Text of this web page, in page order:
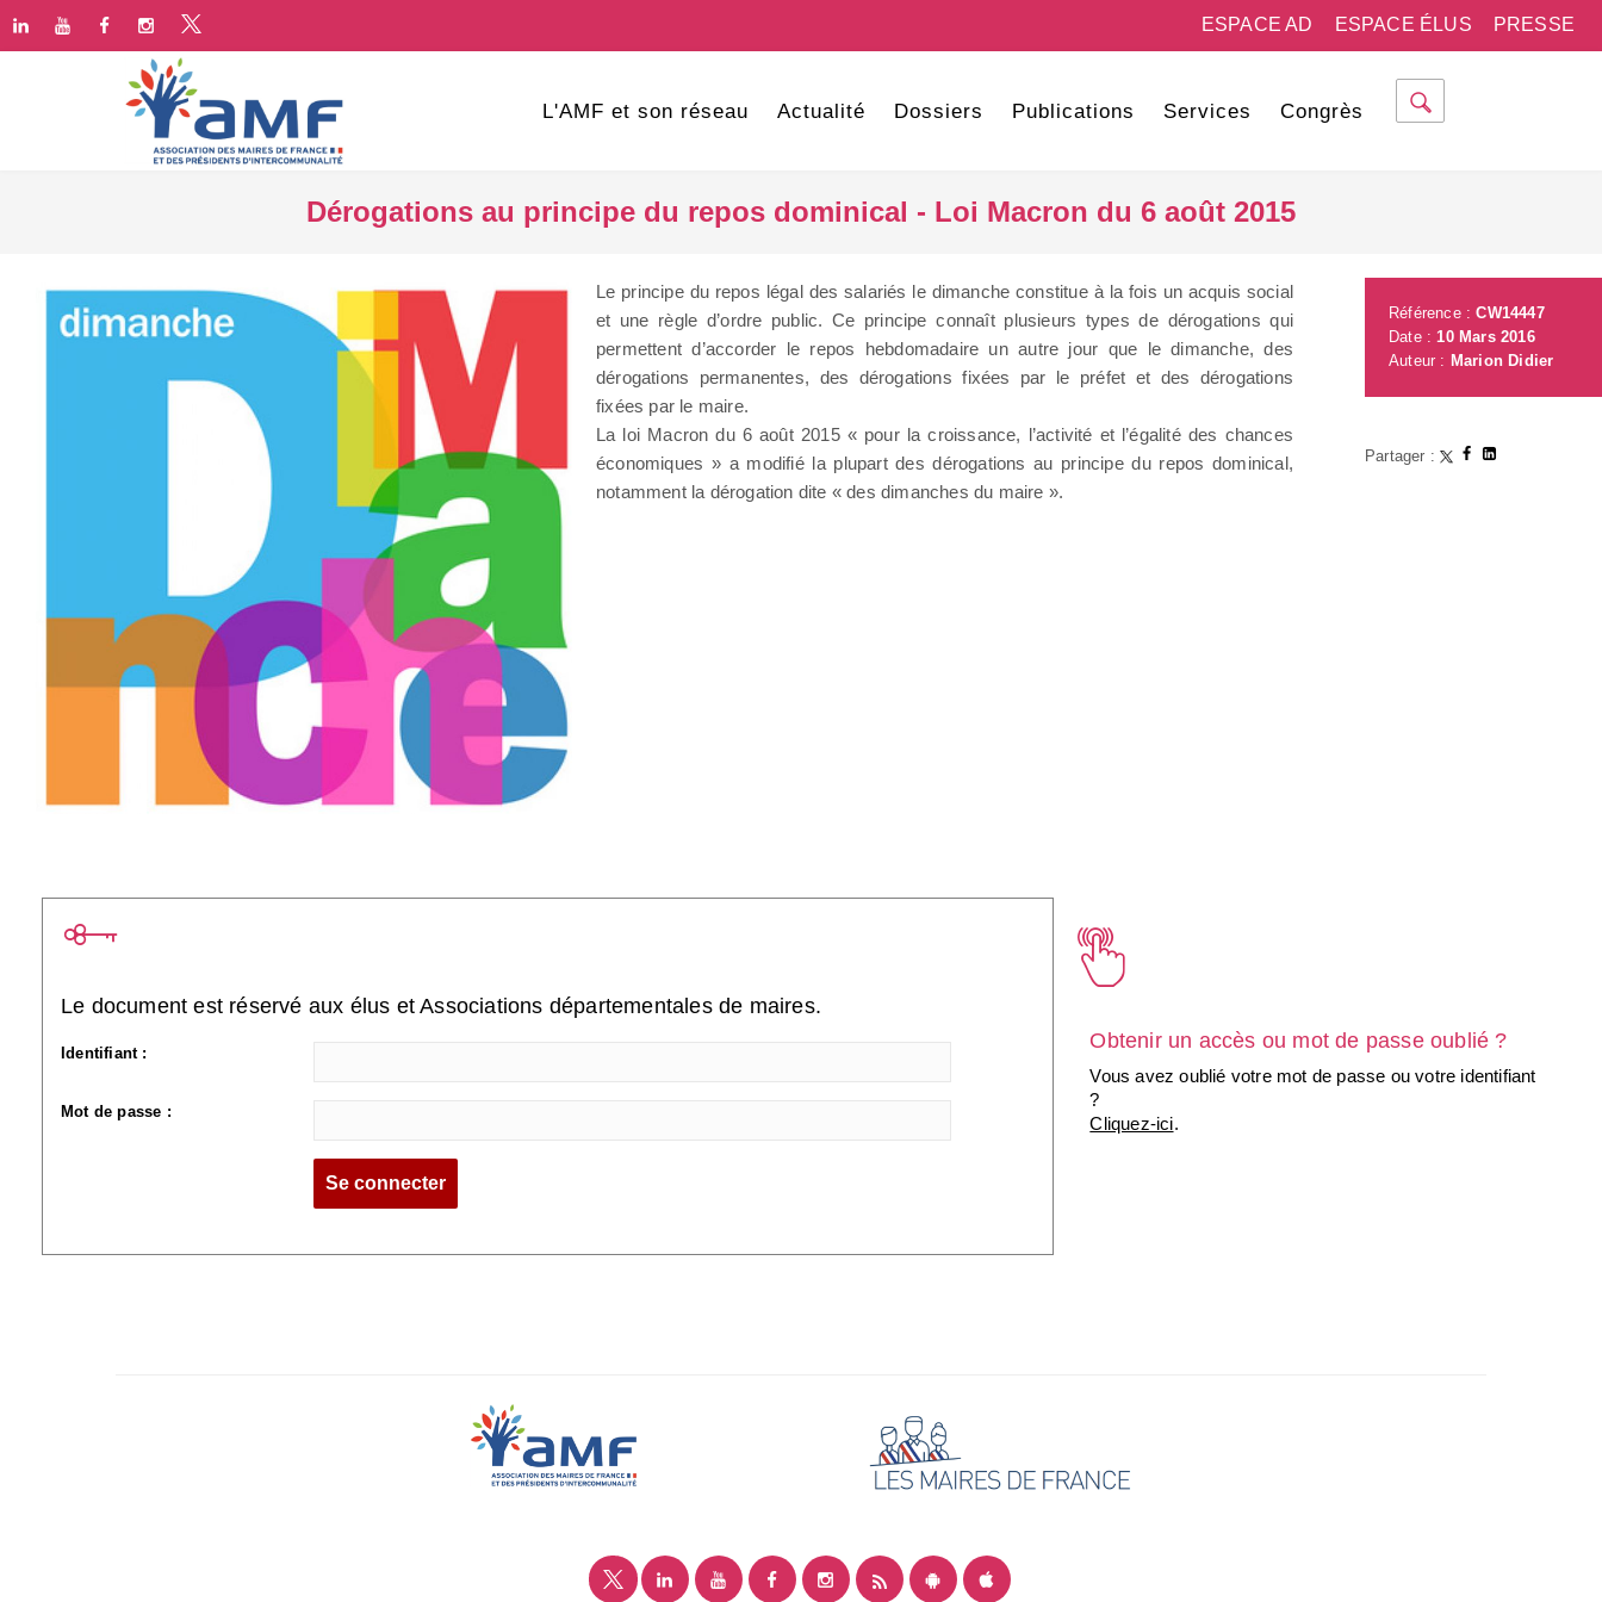
PRESSE
ESPACE ÉLUS
ESPACE AD
L'AMF et son réseau Actualité Dossiers Publications Services Congrès
Dérogations au principe du repos dominical - Loi Macron du 6 août 2015
Le principe du repos légal des salariés le dimanche constitue à la fois un acquis social
et une règle d’ordre public. Ce principe connaît plusieurs types de dérogations qui
permettent d’accorder le repos hebdomadaire un autre jour que le dimanche, des
dérogations permanentes, des dérogations fixées par le préfet et des dérogations
fixées par le maire.
La loi Macron du 6 août 2015 « pour la croissance, l’activité et l’égalité des chances
économiques » a modifié la plupart des dérogations au principe du repos dominical,
notamment la dérogation dite « des dimanches du maire ».
Référence :CW14447
Date :10 Mars 2016
Auteur : Marion Didier
Partager :
Le document est réservé aux élus et Associations départementales de maires.
Identifiant :
Mot de passe :
Obtenir un accès ou mot de passe oublié ?
Vous avez oublié votre mot de passe ou votre identifiant
?
Cliquez-ici.